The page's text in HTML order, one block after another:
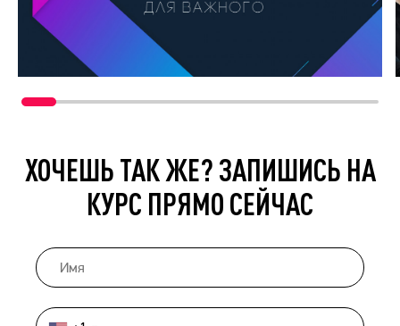
ХОЧЕШЬ ТАК ЖЕ? ЗАПИШИСЬ НА
КУРС ПРЯМО СЕЙЧАС